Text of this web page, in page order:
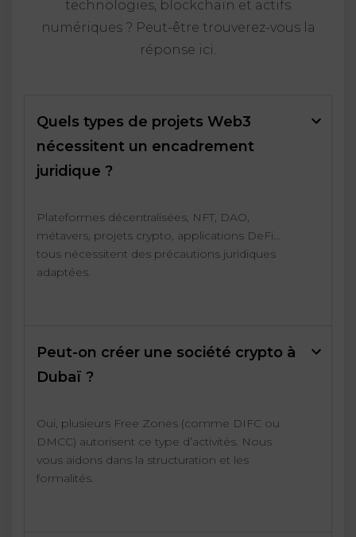
technologies, blockchain et actifs
numériques ? Peut-être trouverez-vous la
réponse ici.
Quels types de projets Web3
nécessitent un encadrement
juridique ?
Plateformes décentralisées, NFT, DAO,
métavers, projets crypto, applications DeFi…
tous nécessitent des précautions juridiques
adaptées.
Peut-on créer une société crypto à
Dubaï ?
Oui, plusieurs Free Zones (comme DIFC ou
DMCC) autorisent ce type d’activités. Nous
vous aidons dans la structuration et les
formalités.